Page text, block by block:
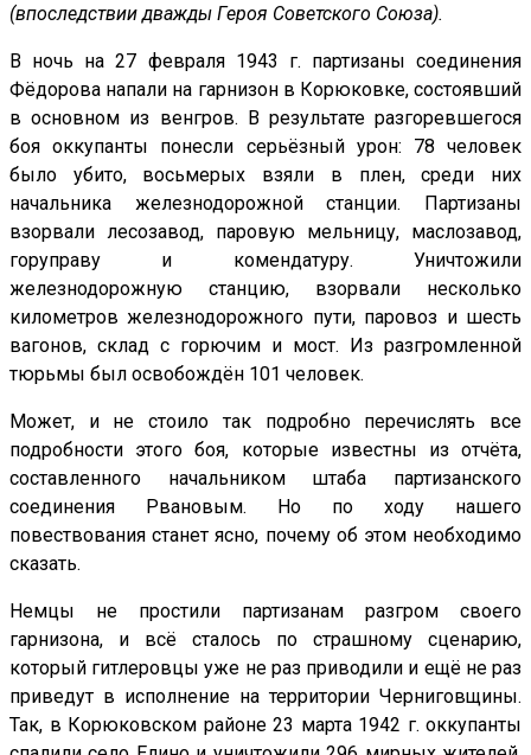
(впоследствии дважды Героя Советского Союза).
В ночь на 27 февраля 1943 г. партизаны соединения
Фёдорова напали на гарнизон в Корюковке, состоявший
в основном из венгров. В результате разгоревшегося
боя оккупанты понесли серьёзный урон: 78 человек
было убито, восьмерых взяли в плен, среди них
начальника железнодорожной станции. Партизаны
взорвали лесозавод, паровую мельницу, маслозавод,
горуправу и комендатуру. Уничтожили
железнодорожную станцию, взорвали несколько
километров железнодорожного пути, паровоз и шесть
вагонов, склад с горючим и мост. Из разгромленной
тюрьмы был освобождён 101 человек.
Может, и не стоило так подробно перечислять все
подробности этого боя, которые известны из отчёта,
составленного начальником штаба партизанского
соединения Рвановым. Но по ходу нашего
повествования станет ясно, почему об этом необходимо
сказать.
Немцы не простили партизанам разгром своего
гарнизона, и всё сталось по страшному сценарию,
который гитлеровцы уже не раз приводили и ещё не раз
приведут в исполнение на территории Черниговщины.
Так, в Корюковском районе 23 марта 1942 г. оккупанты